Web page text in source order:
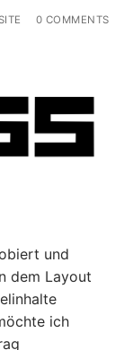
0 COMMENTS
und
dem Layout
ich